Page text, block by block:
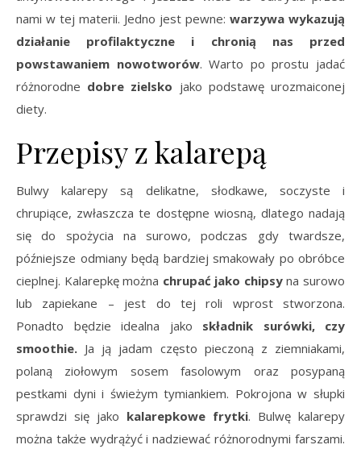
nami w tej materii. Jedno jest pewne: warzywa wykazują
działanie profilaktyczne i chronią nas przed
powstawaniem nowotworów. Warto po prostu jadać
różnorodne dobre zielsko jako podstawę urozmaiconej
diety.
Przepisy z kalarepą
Bulwy kalarepy są delikatne, słodkawe, soczyste i
chrupiące, zwłaszcza te dostępne wiosną, dlatego nadają
się do spożycia na surowo, podczas gdy twardsze,
późniejsze odmiany będą bardziej smakowały po obróbce
cieplnej. Kalarepkę można chrupać jako chipsyna surowo
lub zapiekane – jest do tej roli wprost stworzona.
Ponadto będzie idealna jako składnik surówki, czy
smoothie. Ja ją jadam często pieczoną z ziemniakami,
polaną ziołowym sosem fasolowym oraz posypaną
pestkami dyni i świeżym tymiankiem. Pokrojona w słupki
sprawdzi się jako kalarepkowe frytki. Bulwę kalarepy
można także wydrążyć i nadziewać różnorodnymi farszami.